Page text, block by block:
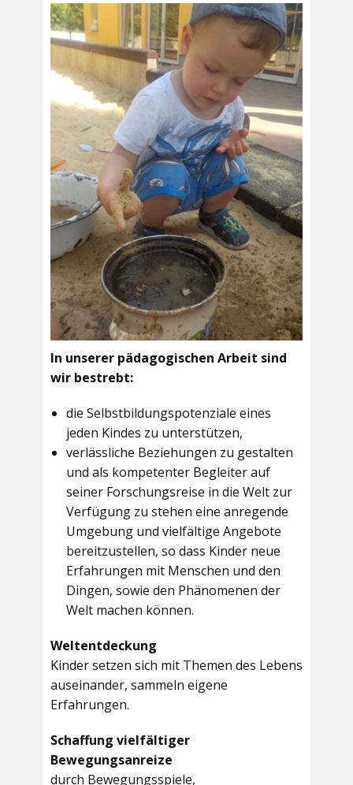
In unserer pädagogischen Arbeit sind
wir bestrebt:
die Selbstbildungspotenziale eines
jeden Kindes zu unterstützen,
verlässliche Beziehungen zu gestalten
und als kompetenter Begleiter auf
seiner Forschungsreise in die Welt zur
Verfügung zu stehen eine anregende
Umgebung und vielfältige Angebote
bereitzustellen, so dass Kinder neue
Erfahrungen mit Menschen und den
Dingen, sowie den Phänomenen der
Welt machen können.
Weltentdeckung
Kinder setzen sich mit Themen des Lebens
auseinander, sammeln eigene
Erfahrungen.
Schaffung vielfältiger
Bewegungsanreize
durch Bewegungsspiele,